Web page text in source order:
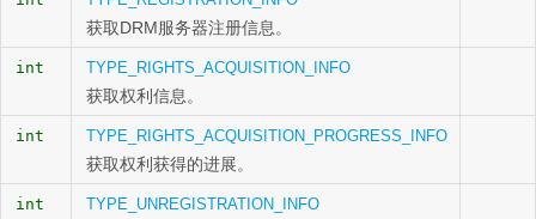
获取DRM服务器注册信息。
int TYPE_RIGHTS_ACQUISITION_INFO
获取权利信息。
int TYPE_RIGHTS_ACQUISITION_PROGRESS_INFO
获取权利获得的进展。
int TYPE_UNREGISTRATION_INFO